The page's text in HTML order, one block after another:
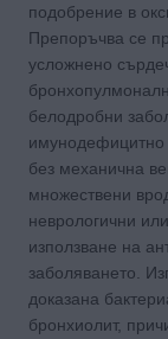
подобрение в
Препоръчва се
усложнено
белодробни
имунодефицитно
без механична
множествени
неврологични
използване на
заболяването.
доказана
бронхиолит,